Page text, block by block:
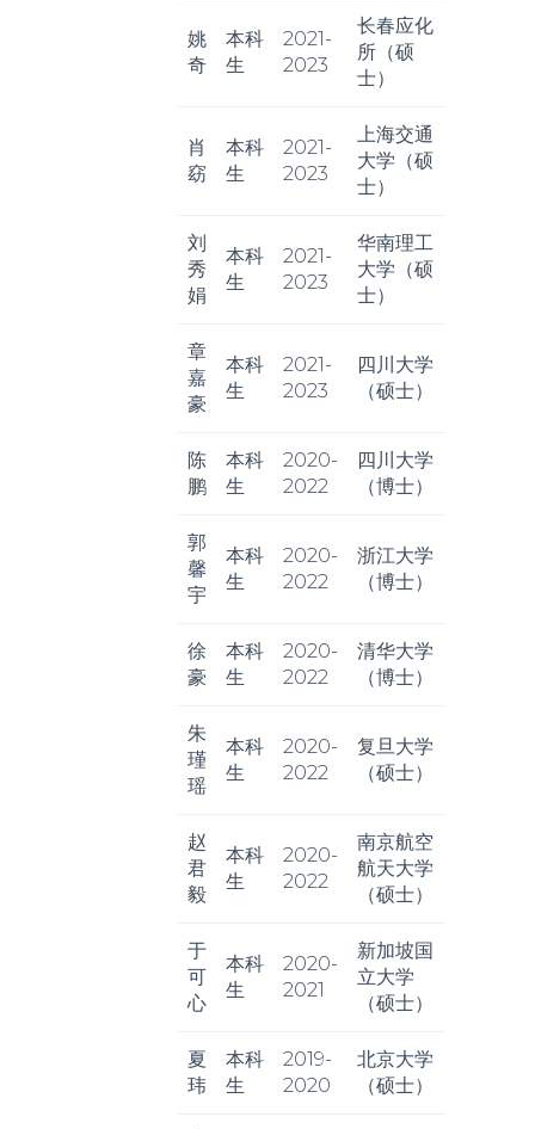
姚
奇
本科
生
2021-
2023
长春应化
所（硕
士）
肖
窈
本科
生
2021-
2023
上海交通
大学（硕
士）
刘
秀
娟
本科
生
2021-
2023
华南理工
大学（硕
士）
章
嘉
豪
本科
生
2021-
2023
四川大学
（硕士）
陈
鹏
本科
生
2020-
2022
四川大学
（博士）
郭
馨
宇
本科
生
2020-
2022
浙江大学
（博士）
徐
豪
本科
生
2020-
2022
清华大学
（博士）
朱
瑾
瑶
本科
生
2020-
2022
复旦大学
（硕士）
赵
君
毅
本科
生
2020-
2022
南京航空
航天大学
（硕士）
于
可
心
本科
生
2020-
2021
新加坡国
立大学
（硕士）
夏
玮
本科
生
2019-
2020
北京大学
（硕士）